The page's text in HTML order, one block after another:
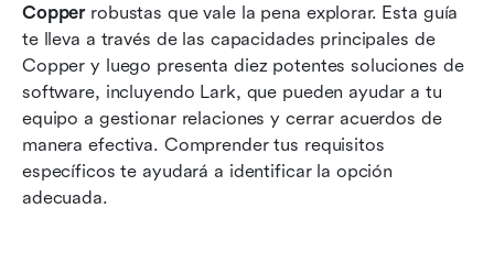
Copper robustas que vale la pena explorar. Esta guía
te lleva a través de las capacidades principales de
Copper y luego presenta diez potentes soluciones de
software, incluyendo Lark, que pueden ayudar a tu
equipo a gestionar relaciones y cerrar acuerdos de
manera efectiva. Comprender tus requisitos
específicos te ayudará a identificar la opción
adecuada.
Mejores prácticas para CRM en 2026
Conclusión
Preguntas frecuentes
Lectura relacionada